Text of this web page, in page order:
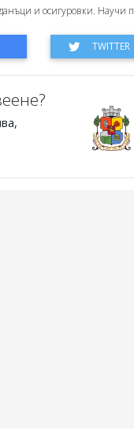
и осигуровки. Научи